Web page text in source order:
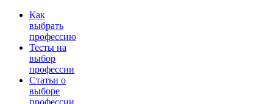
Как
выбрать
профессию
Тесты на
выбор
профессии
Статьи о
выборе
профессии